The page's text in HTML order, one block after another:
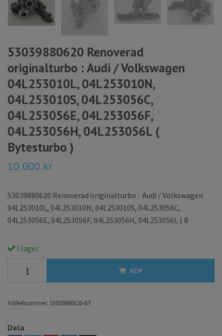
53039880620 Renoverad
originalturbo : Audi / Volkswagen
04L253010L, 04L253010N,
04L253010S, 04L253056C,
04L253056E, 04L253056F,
04L253056H, 04L253056L (
Bytesturbo )
10 000 kr
53039880620 Renoverad originalturbo : Audi / Volkswagen
04L253010L, 04L253010N, 04L253010S, 04L253056C,
04L253056E, 04L253056F, 04L253056H, 04L253056L ( B
I lager.
KÖP
Artikelnummer: 53039880620-BT
Dela